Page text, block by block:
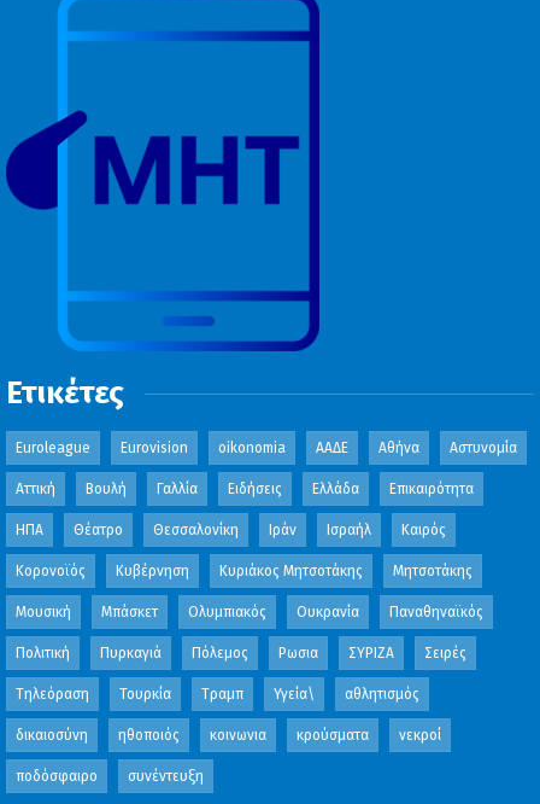
Ετικέτες
Euroleague Eurovision oikonomia ΑΑΔΕ Αθήνα Αστυνομία
Αττική Βουλή Γαλλία Ειδήσεις Ελλάδα Επικαιρότητα
ΗΠΑ Θέατρο Θεσσαλονίκη Ιράν Ισραήλ Καιρός
Κορονοϊός Κυβέρνηση Κυριάκος Μητσοτάκης Μητσοτάκης
Μουσική Μπάσκετ Ολυμπιακός Ουκρανία Παναθηναϊκός
Πολιτική Πυρκαγιά Πόλεμος Ρωσια ΣΥΡΙΖΑ Σειρές
Τηλεόραση Τουρκία Τραμπ Υγεία\ αθλητισμός
δικαιοσύνη ηθοποιός κοινωνια κρούσματα νεκροί
ποδόσφαιρο συνέντευξη